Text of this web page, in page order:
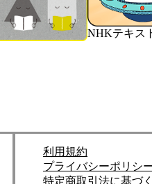
NHKテキス
利用規約
プライバシーポリシ
特定商取引法に基づ